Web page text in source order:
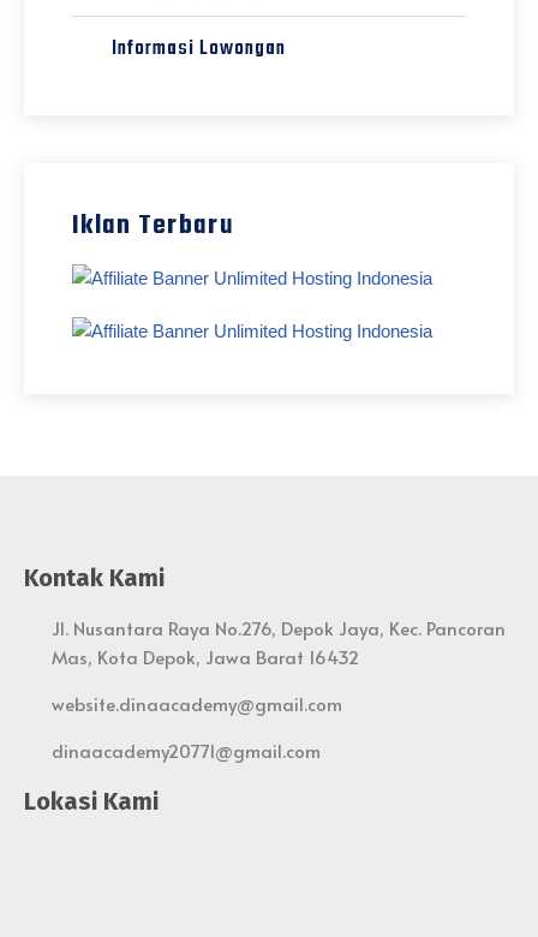
Informasi Lowongan
Iklan Terbaru
Kontak Kami
Jl. Nusantara Raya No.276, Depok Jaya, Kec. Pancoran
Mas, Kota Depok, Jawa Barat 16432
website.dinaacademy@gmail.com
dinaacademy20771@gmail.com
Lokasi Kami